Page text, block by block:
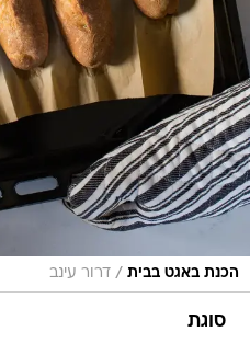
הכנת באגט בבית / דרור עינב
סוגת